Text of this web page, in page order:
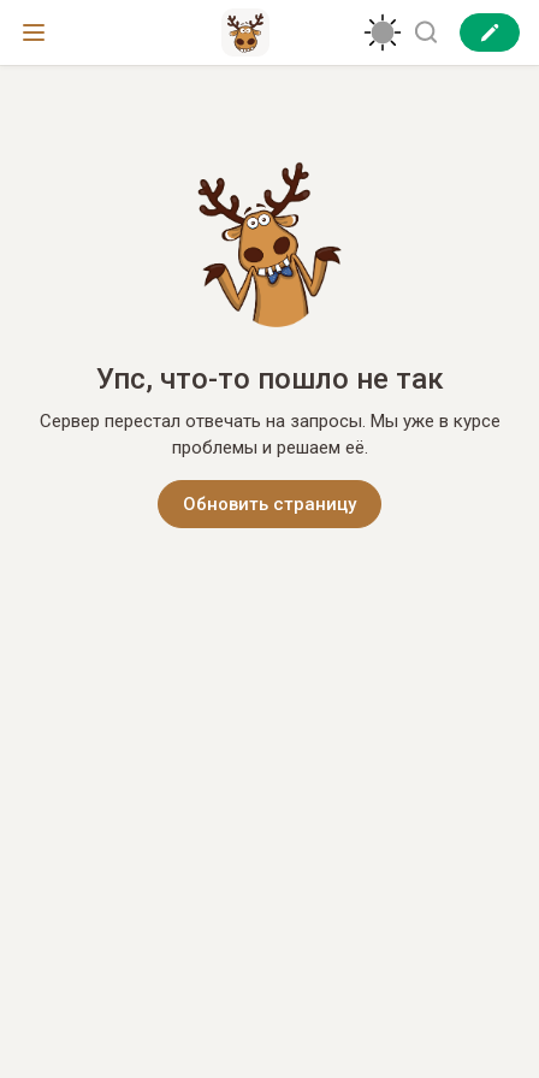
Упс, что-то пошло не так
Сервер перестал отвечать на запросы. Мы уже в курсе
проблемы и решаем её.
Обновить страницу